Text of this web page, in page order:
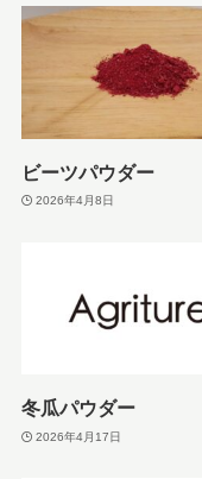
ビーツパウダー
2026年4月8日
冬瓜パウダー
2026年4月17日